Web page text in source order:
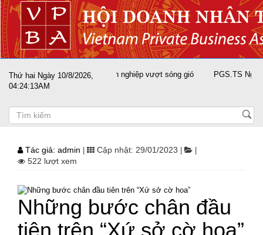
Thứ hai Ngày 10/8/2026,
04:24:13AM
nước sát cánh cùng doanh nghiệp vượt sóng gió PGS.TS Nguyễn
Tác giả: admin Cập nhật: 29/01/2023
522 lượt xem
Những bước chân đầu
tiên trên “Xứ sở cờ hoa”